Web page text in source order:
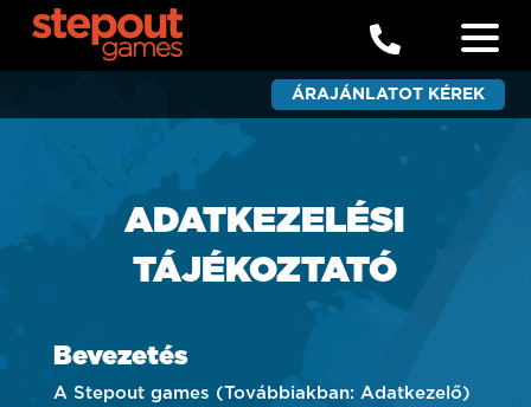

ÁRAJÁNLATOT KÉREK
ADATKEZELÉSI
TÁJÉKOZTATÓ
Bevezetés
A Stepout games (Továbbiakban: Adatkezelő)